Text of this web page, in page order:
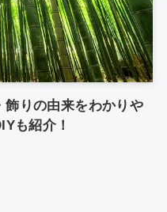
りの由来をわかりや
も紹介！